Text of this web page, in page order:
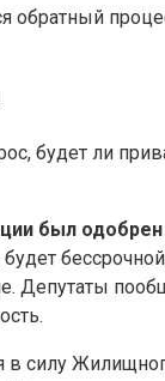
обратный
будет ли
был
Депутаты
в силу